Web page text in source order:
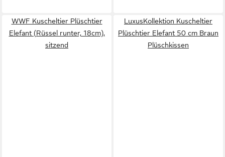
WWF Kuscheltier Plüschtier
Elefant (Rüssel runter, 18cm),
sitzend
LuxusKollektion Kuscheltier
Plüschtier Elefant 50 cm Braun
Plüschkissen